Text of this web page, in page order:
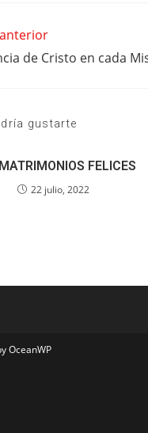
de Cristo en cada
gustarte
FELICES
22 julio, 2022
OceanWP